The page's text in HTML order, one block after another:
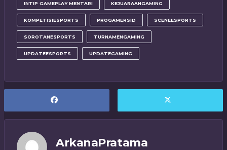
INTIP GAMEPLAY MENTARI KEJUARAANGAMING
KOMPETISIESPORTS PROGAMERSID SCENEESPORTS
SOROTANESPORTS TURNAMENGAMING
UPDATEESPORTS UPDATEGAMING
ArkanaPratama